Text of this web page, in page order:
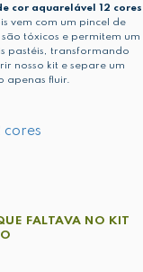
cor aquarelável 12 cores
vem com um pincel de
tóxicos e permitem um
pastéis, transformando
nosso kit e separe um
apenas fluir.
FALTAVA NO KIT